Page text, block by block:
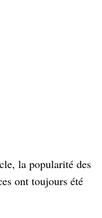
la popularité des
ont toujours été